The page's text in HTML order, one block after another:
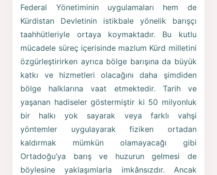
Federal Yönetiminin uygulamaları hem de
Kürdistan Devletinin istikbale yönelik barışçı
taahhütleriyle ortaya koymaktadır. Bu kutlu
mücadele süreç içerisinde mazlum Kürd milletini
özgürleştirirken ayrıca bölge barışına da büyük
katkı ve hizmetleri olacağını daha şimdiden
bölge halklarına vaat etmektedir. Tarih ve
yaşanan hadiseler göstermiştir ki 50 milyonluk
bir halkı yok sayarak veya farklı vahşi
yöntemler uygulayarak fiziken ortadan
kaldırmak mümkün olamayacağı gibi
Ortadoğu’ya barış ve huzurun gelmesi de
böylesine yaklaşımlarla imkânsızdır. Ancak